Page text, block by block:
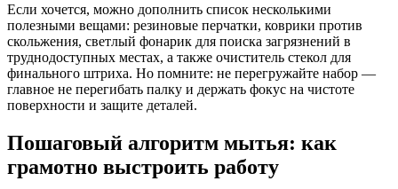
Если хочется, можно дополнить список несколькими
полезными вещами: резиновые перчатки, коврики против
скольжения, светлый фонарик для поиска загрязнений в
труднодоступных местах, а также очиститель стекол для
финального штриха. Но помните: не перегружайте набор —
главное не перегибать палку и держать фокус на чистоте
поверхности и защите деталей.
Пошаговый алгоритм мытья: как
грамотно выстроить работу